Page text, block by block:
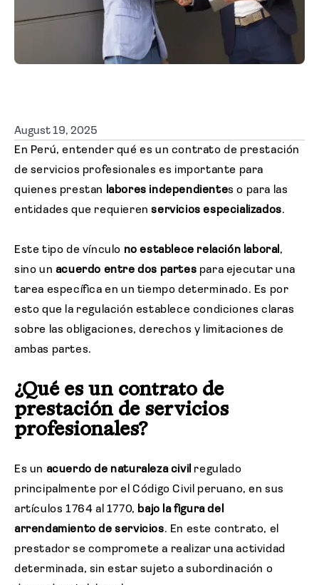
August 19, 2025
En Perú, entender qué es un contrato de prestación
de servicios profesionales es importante para
quienes prestan labores independientes o para las
entidades que requierenservicios especializados.
Este tipo de vínculo no establece relación laboral ,
sino un acuerdo entre dos partes para ejecutar una
tarea específica en un tiempo determinado. Es por
esto que la regulación establece condiciones claras
sobre las obligaciones, derechos y limitaciones de
ambas partes.
¿Qué es un contrato de
prestación de servicios
profesionales?
Es un acuerdo de naturaleza civil regulado
principalmente por el Código Civil peruano, en sus
artículos 1764 al 1770, bajo la figura del
arrendamiento de servicios. En este contrato, el
prestador se compromete a realizar una actividad
determinada, sin estar sujeto a subordinación o